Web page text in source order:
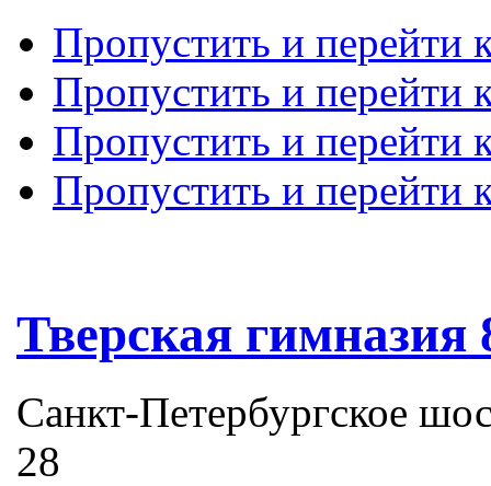
Пропустить и перейти
Пропустить и перейти
Пропустить и перейти
Пропустить и перейти
Тверская гимназия
Санкт-Петербургское
28